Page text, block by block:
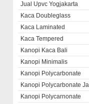
Jual Upvc Yogjakarta
Kaca Doubleglass
Kaca Laminated
Kaca Tempered
Kanopi Kaca Bali
Kanopi Minimalis
Kanopi Polycarbonate
Kanopi Polycarbonate
Kanopi Polycarnonate